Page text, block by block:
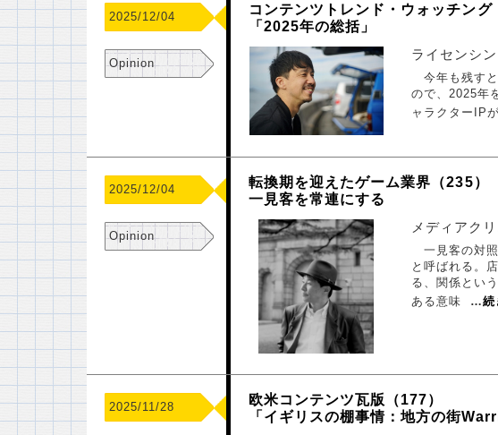
2025/12/04
Opinion
コンテンツトレンド・ウォッチング
「2025年の総括」
ライセンシ
今年も残すと
ので、2025年
ャラクターIP
2025/12/04
Opinion
転換期を迎えたゲーム業界（235）
一見客を常連にする
メディアク
一見客の対照
と呼ばれる。
る、関係とい
ある意味
…続
2025/11/28
欧米コンテンツ瓦版（177）
「イギリスの棚事情：地方の街